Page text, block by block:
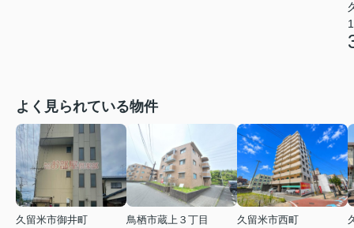
よく見られている物件
久留米市御井町
鳥栖市蔵上３丁目
久留米市西町